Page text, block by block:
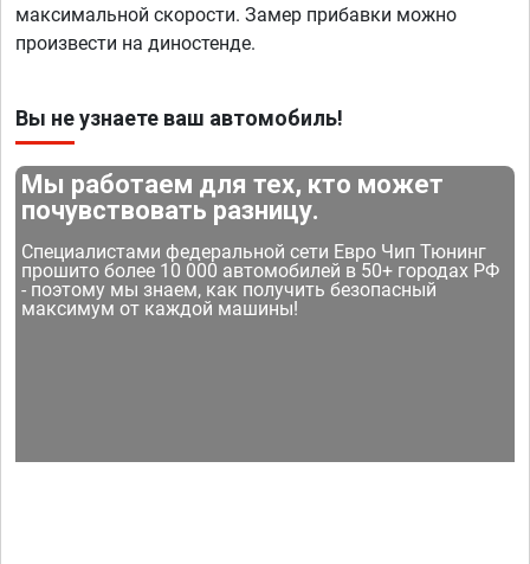
максимальной скорости. Замер прибавки можно
произвести на диностенде.
Вы не узнаете ваш автомобиль!
Мы работаем для тех, кто может
почувствовать разницу.
Специалистами федеральной сети Евро Чип Тюнинг
прошито более 10 000 автомобилей в 50+ городах РФ
- поэтому мы знаем, как получить безопасный
максимум от каждой машины!